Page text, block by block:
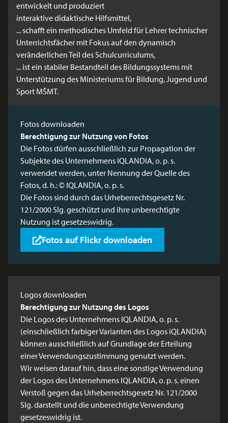
entwickelt und produziert
interaktive didaktische Hilfsmittel,
... schafft ein methodisches Umfeld für Lehrer technischer
Unterrichtsfächer mit Fokus auf den dynamisch
veränderlichen Teil des Schulcurriculums,
... ist ein stabiler Bestandteil des Bildungssystems mit
Unterstützung des Ministeriums für Bildung, Jugend und
Sport MŠMT.
Fotos downloaden
Berechtigung zur Nutzung von Fotos
Die Fotos dürfen ausschließlich zur Propagation der
Subjekte des Unternehmens IQLANDIA, o. p. s.
verwendet werden, unter Nennung der Quelle des
Fotos, d. h.: © IQLANDIA, o. p. s.
Die Fotos sind durch das Urheberrechtsgesetz Nr.
121/2000 Slg. geschützt und ihre unberechtigte
Nutzung ist gesetzeswidrig.
Fotos auf Flickr downloaden
Logos downloaden
Berechtigung zur Nutzung des Logos
Die Logos des Unternehmens IQLANDIA, o. p. s.
(einschließlich farbiger Varianten des Logos iQLANDIA)
können ausschließlich auf Grundlage der Erteilung
einer Verwendungszustimmung genutzt werden.
Wir weisen darauf hin, dass eine sonstige Verwendung
der Logos des Unternehmens IQLANDIA, o. p. s. einen
Verstoß gegen das Urheberrechtsgesetz Nr. 121/2000
Slg. darstellt und die unberechtigte Verwendung
gesetzeswidrig ist.